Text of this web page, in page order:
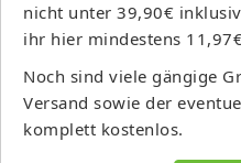
nicht unter 39,90€
ihr hier mindestens
Noch sind viele gängige
Versand sowie der
komplett kostenlos.